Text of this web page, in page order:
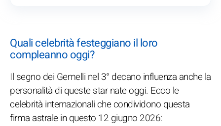
Quali celebrità festeggiano il loro
compleanno oggi?
Il segno dei Gemelli nel 3° decano influenza anche la
personalità di queste star nate oggi. Ecco le
celebrità internazionali che condividono questa
firma astrale in questo 12 giugno 2026: